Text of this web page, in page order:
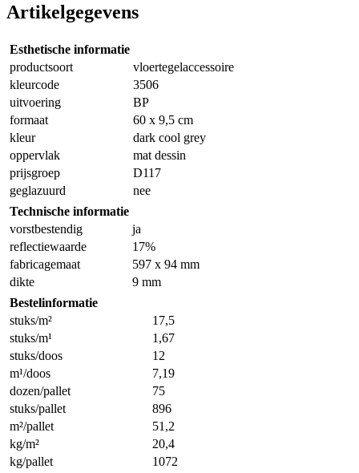
Artikelgegevens
Esthetische informatie
productsoort
vloertegelaccessoire
kleurcode
3506
uitvoering
BP
formaat
60 x 9,5 cm
kleur
dark cool grey
oppervlak
mat dessin
prijsgroep
D117
geglazuurd
nee
Technische informatie
vorstbestendig
ja
reflectiewaarde
17%
fabricagemaat
597 x 94 mm
dikte
9 mm
Bestelinformatie
stuks/m²
17,5
stuks/m¹
1,67
stuks/doos
12
m¹/doos
7,19
dozen/pallet
75
stuks/pallet
896
m²/pallet
51,2
kg/m²
20,4
kg/pallet
1072